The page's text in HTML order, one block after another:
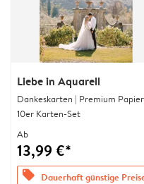
Liebe in Aquarell
Dankeskarten | Premium Papier
10er Karten-Set
Ab
13,99 €*
offers Dauerhaft günstige